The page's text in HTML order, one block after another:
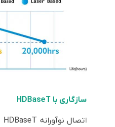
سازگاری با HDBaseT